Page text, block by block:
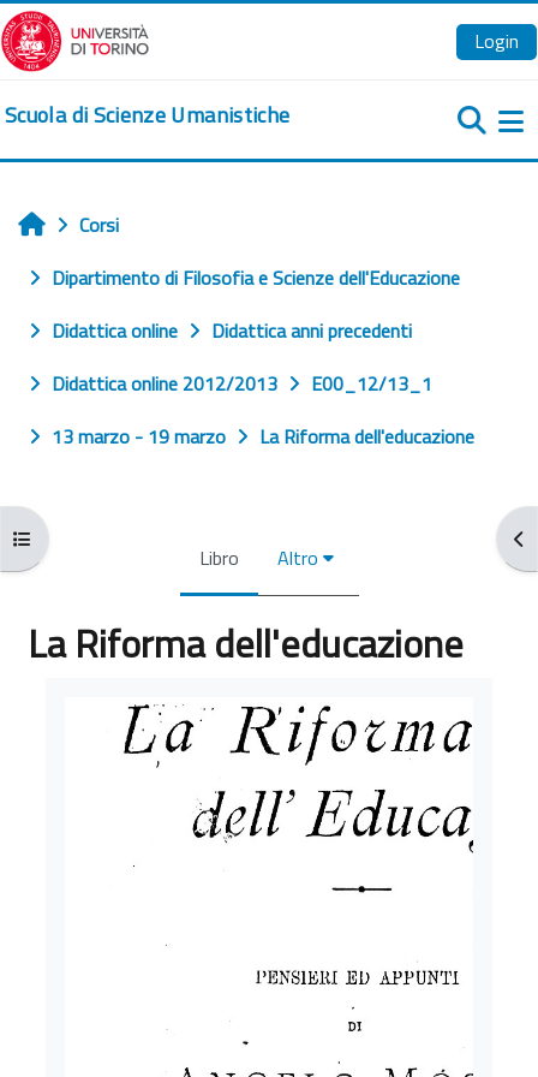
Vai al contenuto principale
Login
Scuola di Scienze Umanistiche
Apri indice del corso
Home
Corsi
Dipartimento di Filosofia e Scienze dell'Educazione
Didattica online
Didattica anni precedenti
Didattica online 2012/2013
E00_12/13_1
13 marzo - 19 marzo
La Riforma dell'educazione
Libro Altro
La Riforma dell'educazione